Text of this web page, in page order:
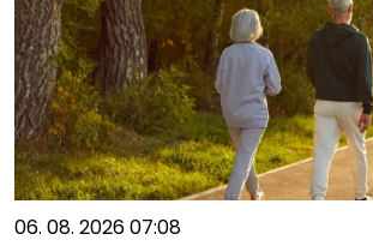
06. 08. 2026 07:08